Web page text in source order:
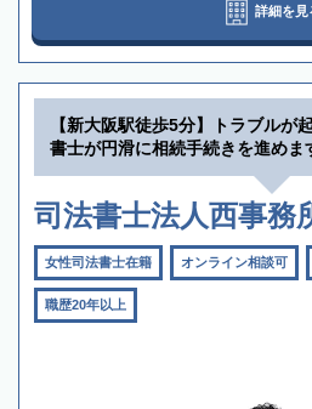
詳細を見
【新大阪駅徒歩5分】トラブルが
書士が円滑に相続手続きを進めま
司法書士法人西事務
女性司法書士在籍 オンライン相談可
職歴20年以上